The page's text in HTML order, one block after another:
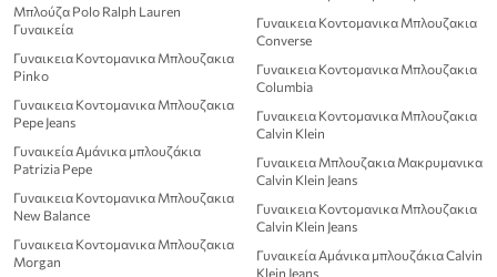
Μπλούζα Polo Ralph Lauren
Γυναικεία
Γυναικεια Κοντομανικα Μπλουζακια
Pinko
Γυναικεια Κοντομανικα Μπλουζακια
Pepe Jeans
Γυναικεία Αμάνικα μπλουζάκια
Patrizia Pepe
Γυναικεια Κοντομανικα Μπλουζακια
New Balance
Γυναικεια Κοντομανικα Μπλουζακια
Morgan
Γυναικεια Κοντομανικα Μπλουζακια
Converse
Γυναικεια Κοντομανικα Μπλουζακια
Columbia
Γυναικεια Κοντομανικα Μπλουζακια
Calvin Klein
Γυναικεια Μπλουζακια Μακρυμανικα
Calvin Klein Jeans
Γυναικεια Κοντομανικα Μπλουζακια
Calvin Klein Jeans
Γυναικεία Αμάνικα μπλουζάκια Calvin
Klein Jeans